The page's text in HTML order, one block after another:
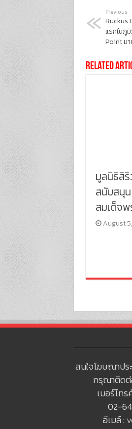
Previous
Ruckus
แรกในภู
Point ม
Related
มูลนิธิสิ
สนับสนุ
สมเด็จ
August
สนใจโฆษณาป
กรุณาติด
เบอร์โท
02-
อีเมล์ :